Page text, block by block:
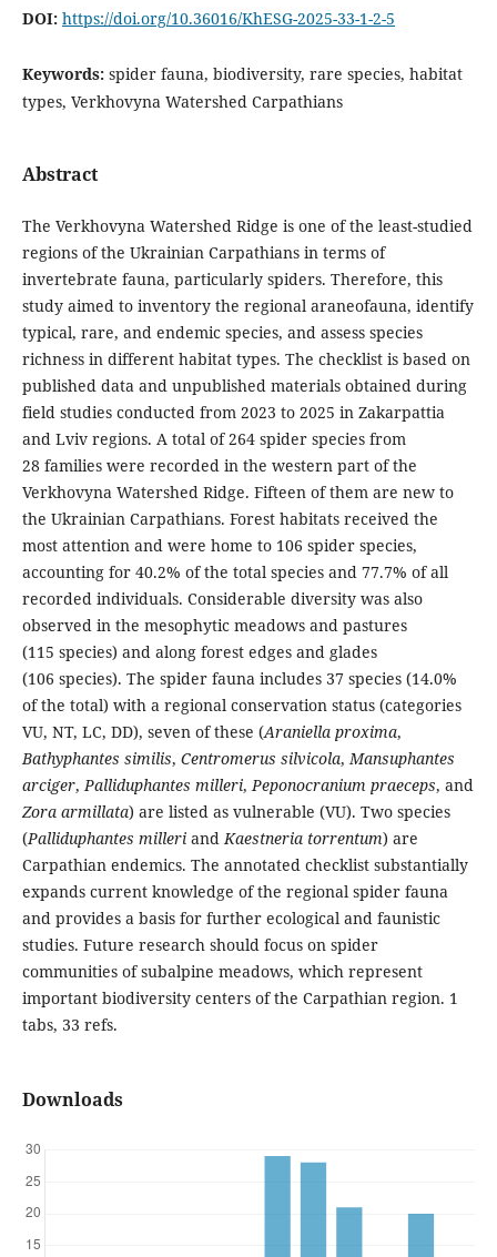
DOI: https://doi.org/10.36016/KhESG-2025-33-1-2-5
Keywords: spider fauna, biodiversity, rare species, habitat
types, Verkhovyna Watershed Carpathians
Abstract
The Verkhovyna Watershed Ridge is one of the least-studied
regions of the Ukrainian Carpathians in terms of
invertebrate fauna, particularly spiders. Therefore, this
study aimed to inventory the regional araneofauna, identify
typical, rare, and endemic species, and assess species
richness in different habitat types. The checklist is based on
published data and unpublished materials obtained during
field studies conducted from 2023 to 2025 in Zakarpattia
and Lviv regions. A total of 264 spider species from
28 families were recorded in the western part of the
Verkhovyna Watershed Ridge. Fifteen of them are new to
the Ukrainian Carpathians. Forest habitats received the
most attention and were home to 106 spider species,
accounting for 40.2% of the total species and 77.7% of all
recorded individuals. Considerable diversity was also
observed in the mesophytic meadows and pastures
(115 species) and along forest edges and glades
(106 species). The spider fauna includes 37 species (14.0%
of the total) with a regional conservation status (categories
VU, NT, LC, DD), seven of these (Araniella proxima,
Bathyphantes similis, Centromerus silvicola, Mansuphantes
arciger, Palliduphantes milleri, Peponocranium praeceps, and
Zora armillata) are listed as vulnerable (VU). Two species
(Palliduphantes milleriandKaestneria torrentum) are
Carpathian endemics. The annotated checklist substantially
expands current knowledge of the regional spider fauna
and provides a basis for further ecological and faunistic
studies. Future research should focus on spider
communities of subalpine meadows, which represent
important biodiversity centers of the Carpathian region. 1
tabs, 33 refs.
Downloads